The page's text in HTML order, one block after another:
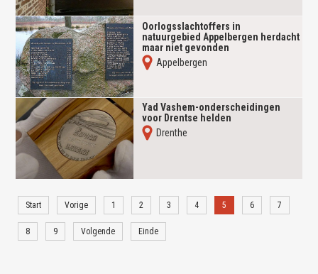
Oorlogsslachtoffers in
natuurgebied Appelbergen herdacht
maar niet gevonden
Appelbergen
Yad Vashem-onderscheidingen
voor Drentse helden
Drenthe
Start Vorige 1 2 3 4 5 6 7
8 9 Volgende Einde